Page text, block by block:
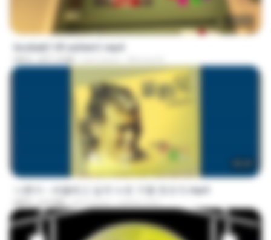
bosbab1 tfl za3em1.mp4
MP4 871.3 MB Ahmed A.
나훈아 - 세월베고 길게 누운 구름 한조각.mp4
MP4 6.0 MB há 3 anos castor-trot